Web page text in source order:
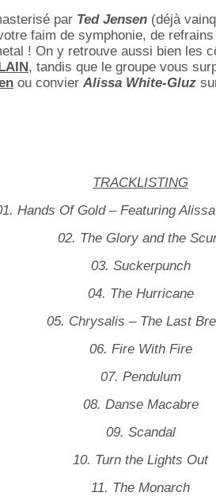
par Ted Jensen (déjà
faim de symphonie, de refrains
! On y retrouve aussi bien les
, tandis que le groupe vous
ou convier Alissa White-Gluz
TRACKLISTING
Hands Of Gold – Featuring
02. The Glory and the
03. Suckerpunch
04. The Hurricane
05. Chrysalis – The Last
06. Fire With Fire
07. Pendulum
08. Danse Macabre
09. Scandal
10. Turn the Lights Out
11. The Monarch